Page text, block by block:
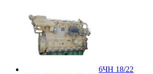
6ЧН 18/22